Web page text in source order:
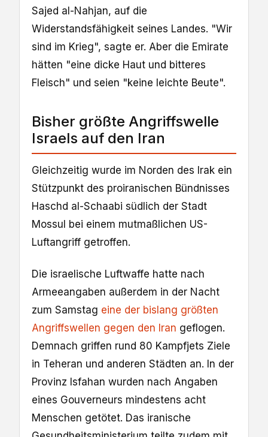
Sajed al-Nahjan, auf die
Widerstandsfähigkeit seines Landes. "Wir
sind im Krieg", sagte er. Aber die Emirate
hätten "eine dicke Haut und bitteres
Fleisch" und seien "keine leichte Beute".
Bisher größte Angriffswelle
Israels auf den Iran
Gleichzeitig wurde im Norden des Irak ein
Stützpunkt des proiranischen Bündnisses
Haschd al-Schaabi südlich der Stadt
Mossul bei einem mutmaßlichen US-
Luftangriff getroffen.
Die israelische Luftwaffe hatte nach
Armeeangaben außerdem in der Nacht
zum Samstag eine der bislang größten
Angriffswellen gegen den Iran geflogen.
Demnach griffen rund 80 Kampfjets Ziele
in Teheran und anderen Städten an. In der
Provinz Isfahan wurden nach Angaben
eines Gouverneurs mindestens acht
Menschen getötet. Das iranische